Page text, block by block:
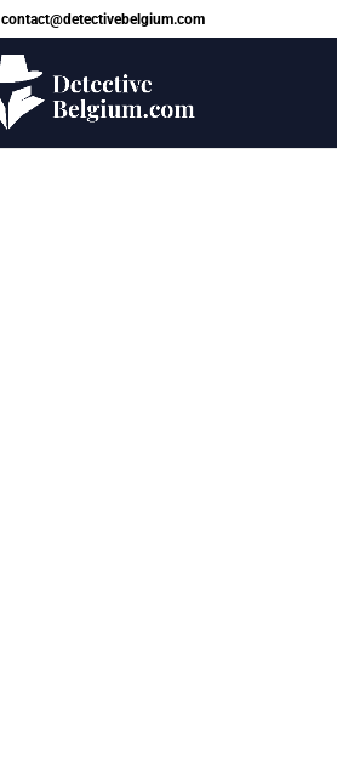
contact@detectivebelgium.com